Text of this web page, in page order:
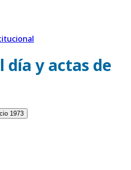
día y actas de
1973